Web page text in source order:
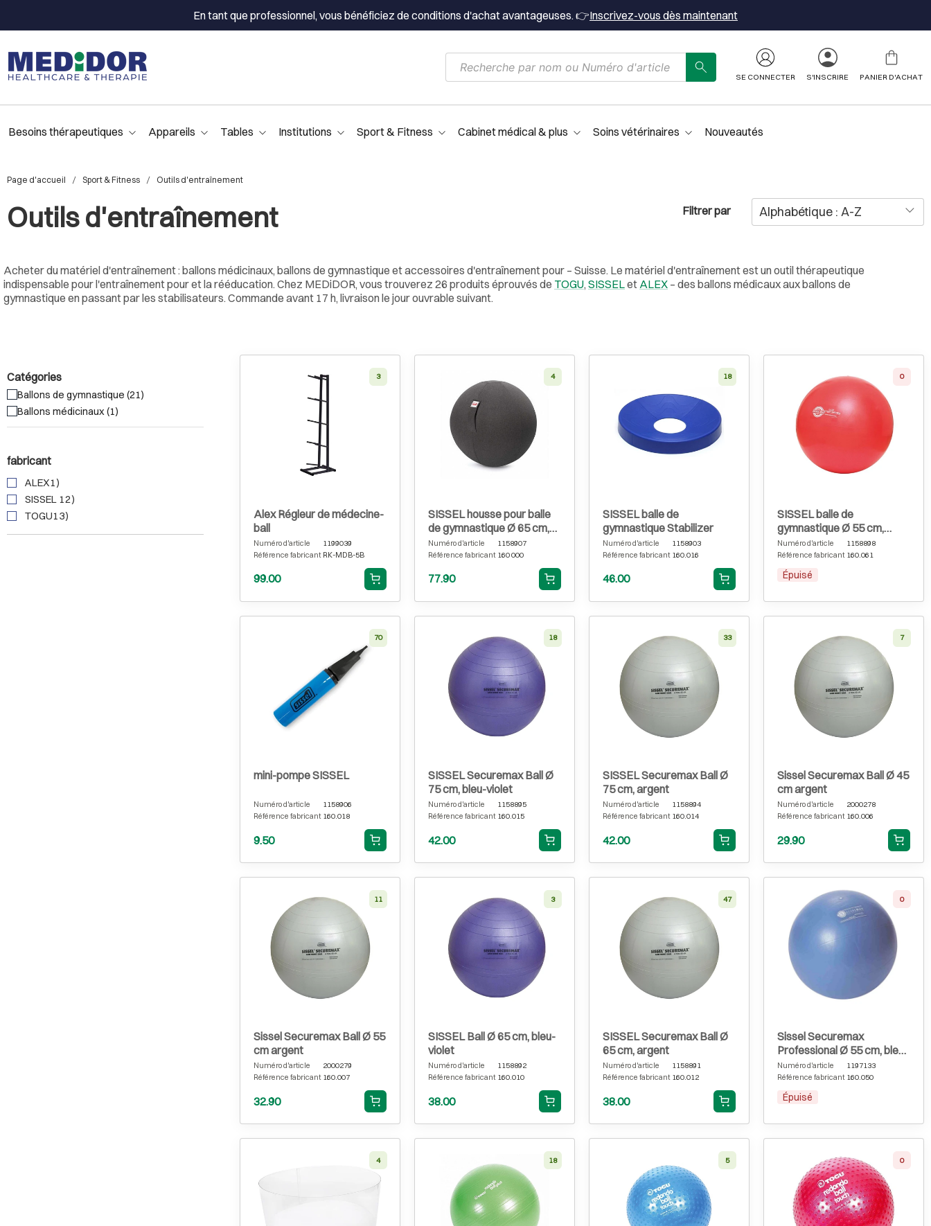
En tant que professionnel, vous bénéficiez de conditions d'achat avantageuses. 👉Inscrivez-vous dès maintenant
SE CONNECTER S'INSCRIRE PANIER D'ACHAT
Besoins thérapeutiques Appareils Tables Institutions Sport & Fitness Cabinet médical & plus Soins vétérinaires Nouveautés
Page d'accueil Sport & Fitness Outils d'entraînement
Outils d'entraînement Filtrer par
Acheter du matériel d'entraînement : ballons médicinaux, ballons de gymnastique et accessoires d'entraînement pour – Suisse. Le matériel d'entraînement est un outil thérapeutique
indispensable pour l'entraînement pour et la rééducation. Chez MEDiDOR, vous trouverez 26 produits éprouvés de TOGU, SISSELet ALEX – des ballons médicaux aux ballons de
gymnastique en passant par les stabilisateurs. Commande avant 17 h, livraison le jour ouvrable suivant.
Catégories
Ballons de gymnastique (21)
Ballons médicinaux (1)
fabricant
ALEX1)
SISSEL 12)
TOGU13)
3
Alex Régleur de médecine-
ball
Numéro d'article
1199039
Référence fabricant RK-MDB-5B
99.00
4
SISSEL housse pour balle
de gymnastique Ø 65 cm,
gris
Numéro d'article
1158907
Référence fabricant 160 000
77.90
18
SISSEL balle de
gymnastique Stabilizer
Numéro d'article
1158903
Référence fabricant 160.016
46.00
0
SISSEL balle de
gymnastique Ø 55 cm,
rouge
Numéro d'article
1158898
Référence fabricant 160.061
Épuisé
70
mini-pompe SISSEL
Numéro d'article
1158906
Référence fabricant 160.018
9.50
18
SISSEL Securemax Ball Ø
75 cm, bleu-violet
Numéro d'article
1158895
Référence fabricant 160.015
42.00
33
SISSEL Securemax Ball Ø
75 cm, argent
Numéro d'article
1158894
Référence fabricant 160.014
42.00
7
Sissel Securemax Ball Ø 45
cm argent
Numéro d'article
2000278
Référence fabricant 160.006
29.90
11
Sissel Securemax Ball Ø 55
cm argent
Numéro d'article
2000279
Référence fabricant 160.007
32.90
3
SISSEL Ball Ø 65 cm, bleu-
violet
Numéro d'article
1158892
Référence fabricant 160.010
38.00
47
SISSEL Securemax Ball Ø
65 cm, argent
Numéro d'article
1158891
Référence fabricant 160.012
38.00
0
Sissel Securemax
Professional Ø 55 cm, bleu
glacé
Numéro d'article
1197133
Référence fabricant 160.050
Épuisé
4 18 5 0